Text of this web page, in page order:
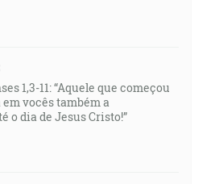
1,3-11: “Aquele que começou
vocês também a
o dia de Jesus Cristo!”